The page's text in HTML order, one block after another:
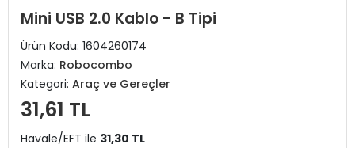
Mini USB 2.0 Kablo - B Tipi
Ürün Kodu: 1604260174
Marka: Robocombo
Kategori: Araç ve Gereçler
31,61 TL
Havale/EFT ile 31,30 TL